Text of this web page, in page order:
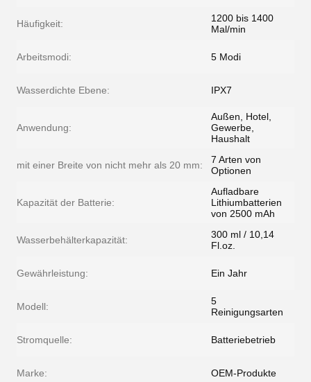
Häufigkeit:
1200 bis 1400
Mal/min
Arbeitsmodi: 5 Modi
Wasserdichte Ebene: IPX7
Anwendung:
Außen, Hotel,
Gewerbe,
Haushalt
mit einer Breite von nicht mehr als 20 mm:
7 Arten von
Optionen
Kapazität der Batterie:
Aufladbare
Lithiumbatterien
von 2500 mAh
Wasserbehälterkapazität:
300 ml / 10,14
Fl.oz.
Gewährleistung: Ein Jahr
Modell:
5
Reinigungsarten
Stromquelle: Batteriebetrieb
Marke: OEM-Produkte